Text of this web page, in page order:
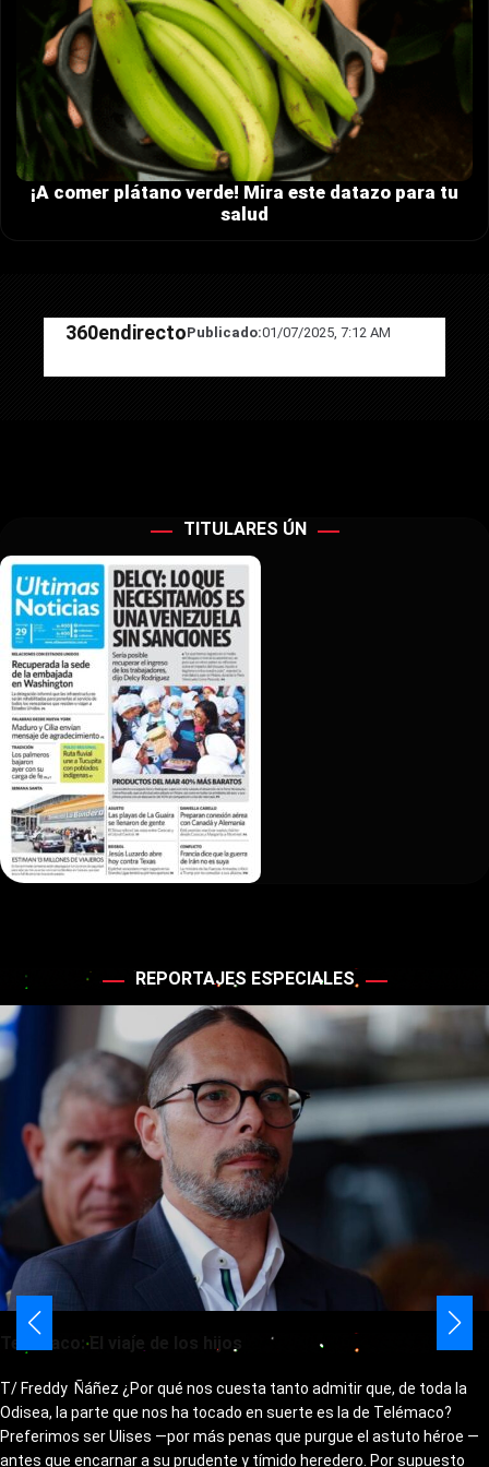
¡A comer plátano verde! Mira este datazo para tu
salud
360endirectoPublicado:01/07/2025, 7:12 AM
TITULARES ÚN
REPORTAJES ESPECIALES
Telémaco: El viaje de los hijos
T/ Freddy Ñáñez ¿Por qué nos cuesta tanto admitir que, de toda la
Odisea, la parte que nos ha tocado en suerte es la de Telémaco?
Preferimos ser Ulises —por más penas que purgue el astuto héroe —
antes que encarnar a su prudente y tímido heredero. Por supuesto